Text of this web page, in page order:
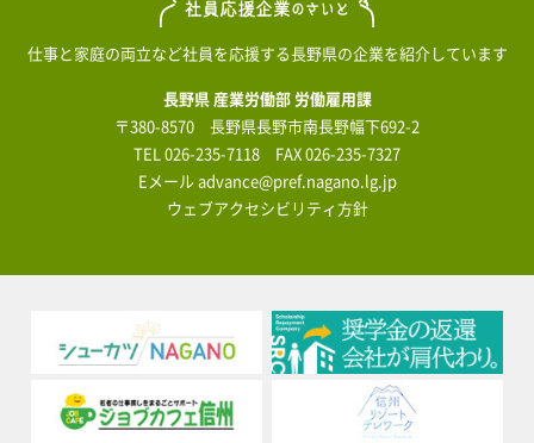
仕事と家庭の両立など社員を応援する長野県の企業を紹介しています
長野県 産業労働部 労働雇用課
〒380-8570 長野県長野市南長野幅下692-2
TEL 026-235-7118 FAX 026-235-7327
Eメールadvance@pref.nagano.lg.jp
ウェブアクセシビリティ方針